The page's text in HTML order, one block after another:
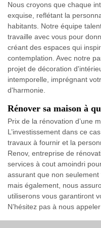
Nous croyons que chaque
exquise, reflétant la
habitants. Notre équipe
travaille avec vous pour
créant des espaces qui
contemplation. Avec notre
projet de décoration
intemporelle, imprégnant
d'harmonie.
Rénover sa maison à
Prix de la rénovation d’une
L’investissement dans ce
travaux à fournir et la
Renov, entreprise de
services à cout amoindri
assurant que non
mais également, nous
utiliserons vous garantiront
N’hésitez pas à nous